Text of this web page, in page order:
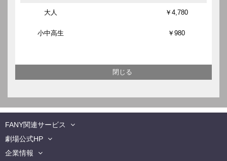
大人 ￥4,780
小中高生 ￥980
FANY関連サービス
劇場公式HP
企業情報